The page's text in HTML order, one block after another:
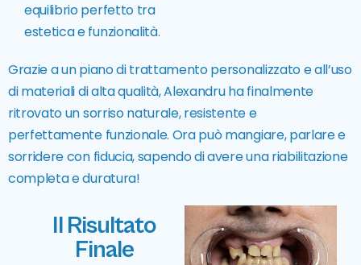
equilibrio perfetto tra
estetica e funzionalità.
Grazie a un piano di trattamento personalizzato e all’uso
di materiali di alta qualità, Alexandru ha finalmente
ritrovato un sorriso naturale, resistente e
perfettamente funzionale. Ora può mangiare, parlare e
sorridere con fiducia, sapendo di avere una riabilitazione
completa e duratura!
Il Risultato
Finale